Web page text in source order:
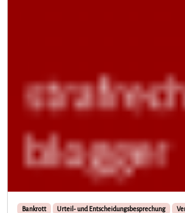
Bankrott Urteil- und Entscheidungsbesprechung